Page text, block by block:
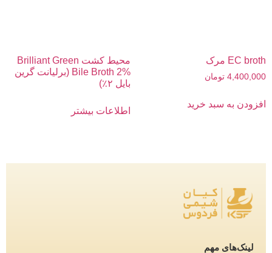
EC broth مرک
4,400,000 تومان
افزودن به سبد خرید
محیط کشت Brilliant Green
Bile Broth 2% (برلیانت گرین
بایل ۲٪)
اطلاعات بیشتر
لینک‌های مهم